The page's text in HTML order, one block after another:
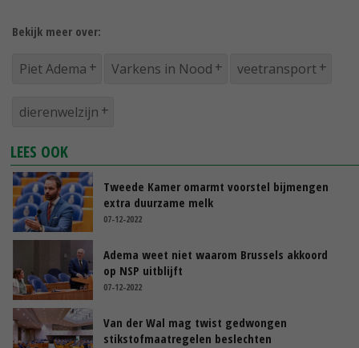
Bekijk meer over:
Piet Adema Varkens in Nood veetransport
dierenwelzijn
LEES OOK
Tweede Kamer omarmt voorstel bijmengen
extra duurzame melk
07-12-2022
Adema weet niet waarom Brussels akkoord
op NSP uitblijft
07-12-2022
Van der Wal mag twist gedwongen
stikstofmaatregelen beslechten